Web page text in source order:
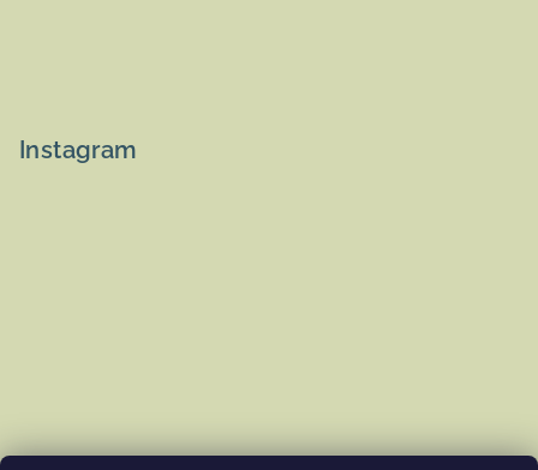
Instagram